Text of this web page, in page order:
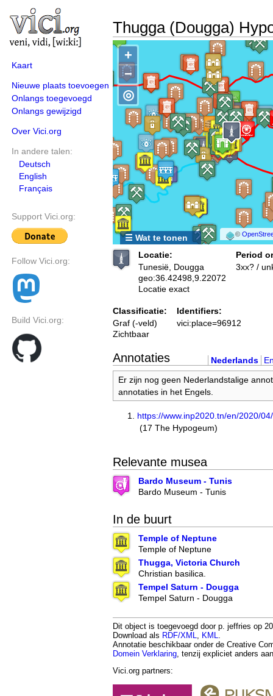
Kaart
Nieuwe plaats toevoegen
Onlangs toegevoegd
Onlangs gewijzigd
Over Vici.org
In andere talen:
Deutsch
English
Français
Support Vici.org:
Follow Vici.org:
Build Vici.org:
Thugga (Dougga)
+
−
©
◎
☰ Wat te tonen
Locatie:
Tunesië, Dougga
geo:36.42498,9.22072
Locatie exact
Period
3xx? /
Classificatie:
Graf (-veld)
Zichtbaar
Identifiers:
vici:place=96912
Annotaties Nederlands
Er zijn nog geen Nederlandstalige
annotaties in het Engels.
https://www.inp2020.tn/en/2020/
(17 The Hypogeum)
Relevante musea
Bardo Museum - Tunis
Bardo Museum - Tunis
In de buurt
Temple of Neptune
Temple of Neptune
Thugga, Victoria Church
Christian basilica.
Tempel Saturn - Dougga
Tempel Saturn - Dougga
Dit object is toegevoegd door p. jeffries op
Download als RDF/XML KML
Annotatie beschikbaar onder de Creative
Domein Verklaring , tenzij expliciet anders
Vici.org partners: